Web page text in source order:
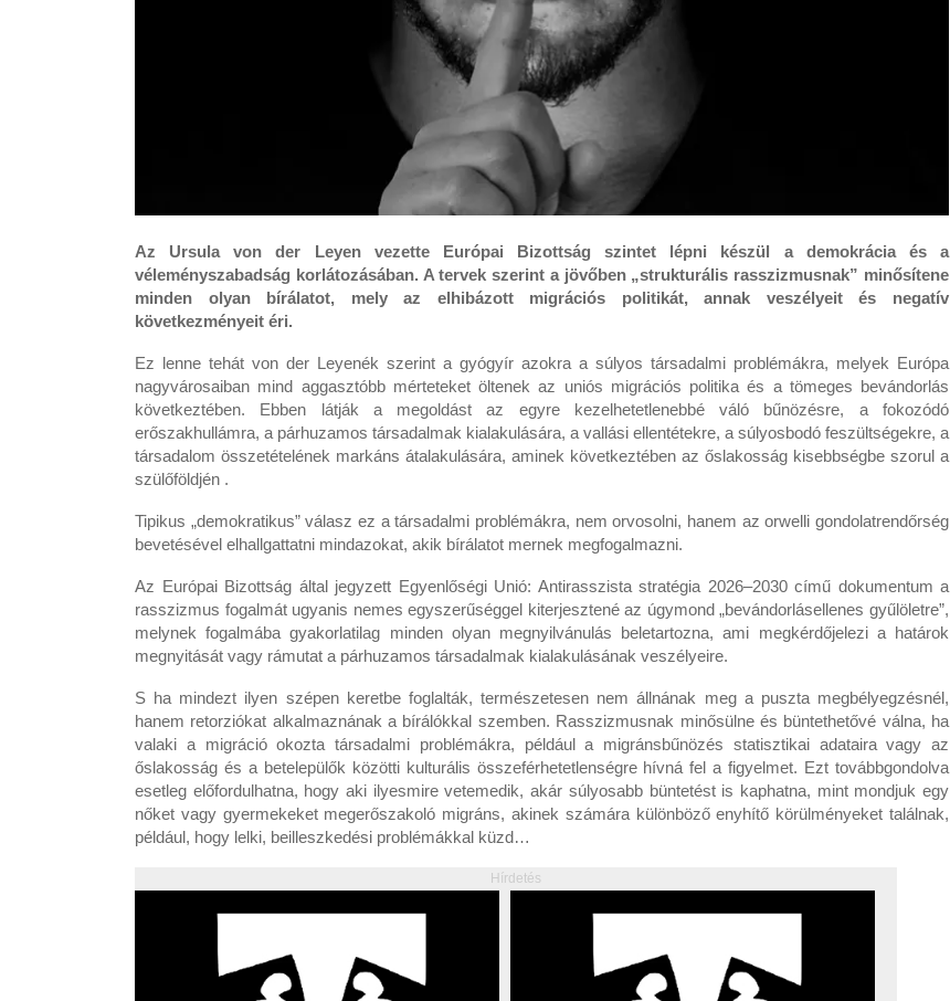
Az Ursula von der Leyen vezette Európai Bizottság szintet lépni készül a demokrácia és a
véleményszabadság korlátozásában. A tervek szerint a jövőben „strukturális rasszizmusnak” minősítene
minden olyan bírálatot, mely az elhibázott migrációs politikát, annak veszélyeit és negatív
következményeit éri.
Ez lenne tehát von der Leyenék szerint a gyógyír azokra a súlyos társadalmi problémákra, melyek Európa
nagyvárosaiban mind aggasztóbb mérteteket öltenek az uniós migrációs politika és a tömeges bevándorlás
következtében. Ebben látják a megoldást az egyre kezelhetetlenebbé váló bűnözésre, a fokozódó
erőszakhullámra, a párhuzamos társadalmak kialakulására, a vallási ellentétekre, a súlyosbodó feszültségekre, a
társadalom összetételének markáns átalakulására, aminek következtében az őslakosság kisebbségbe szorul a
szülőföldjén .
Tipikus „demokratikus” válasz ez a társadalmi problémákra, nem orvosolni, hanem az orwelli gondolatrendőrség
bevetésével elhallgattatni mindazokat, akik bírálatot mernek megfogalmazni.
Az Európai Bizottság által jegyzett Egyenlőségi Unió: Antirasszista stratégia 2026–2030 című dokumentum a
rasszizmus fogalmát ugyanis nemes egyszerűséggel kiterjesztené az úgymond „bevándorlásellenes gyűlöletre”,
melynek fogalmába gyakorlatilag minden olyan megnyilvánulás beletartozna, ami megkérdőjelezi a határok
megnyitását vagy rámutat a párhuzamos társadalmak kialakulásának veszélyeire.
S ha mindezt ilyen szépen keretbe foglalták, természetesen nem állnának meg a puszta megbélyegzésnél,
hanem retorziókat alkalmaznának a bírálókkal szemben. Rasszizmusnak minősülne és büntethetővé válna, ha
valaki a migráció okozta társadalmi problémákra, például a migránsbűnözés statisztikai adataira vagy az
őslakosság és a betelepülők közötti kulturális összeférhetetlenségre hívná fel a figyelmet. Ezt továbbgondolva
esetleg előfordulhatna, hogy aki ilyesmire vetemedik, akár súlyosabb büntetést is kaphatna, mint mondjuk egy
nőket vagy gyermekeket megerőszakoló migráns, akinek számára különböző enyhítő körülményeket találnak,
például, hogy lelki, beilleszkedési problémákkal küzd…
Hírdetés